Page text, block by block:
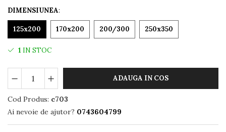
DIMENSIUNEA:
125x200 170x200 200/300 250x350
1 IN STOC
ADAUGA IN COS
Cod Produs: c703
Ai nevoie de ajutor? 0743604799